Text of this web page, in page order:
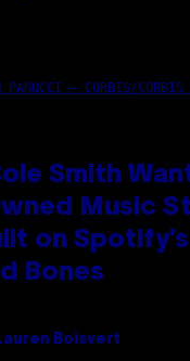
PANUCCI – CORBIS/
Smith
Music
on Spotify’s
Bones
Boisvert